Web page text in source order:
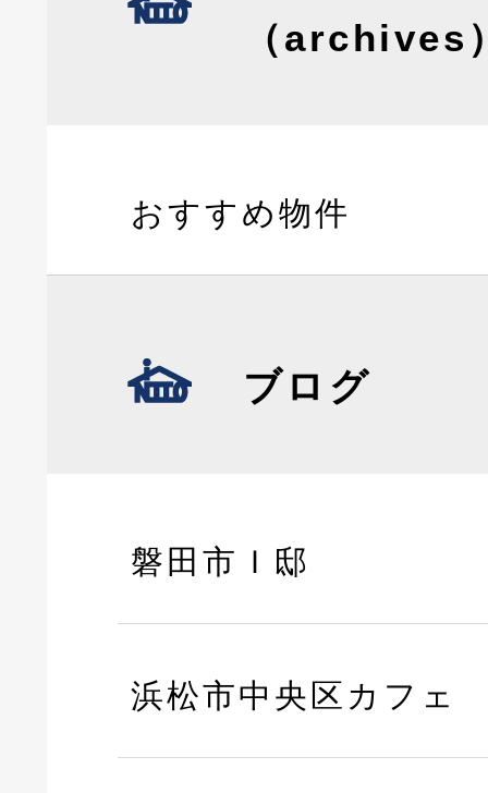
（archives
おすすめ物件
ブログ
磐田市Ｉ邸
浜松市中央区カフェ